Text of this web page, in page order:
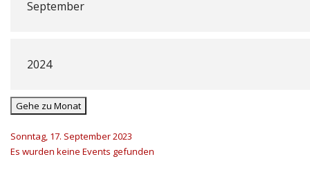
Gehe zu Monat
Sonntag, 17. September 2023
Es wurden keine Events gefunden